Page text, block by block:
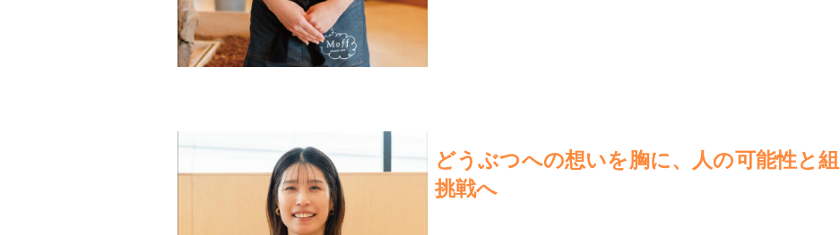
どうぶつへの想いを胸に、人の可能性と
挑戦へ